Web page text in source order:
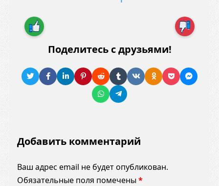
Поделитесь с друзьями!
Добавить комментарий
Ваш адрес email не будет опубликован.
Обязательные поля помечены *